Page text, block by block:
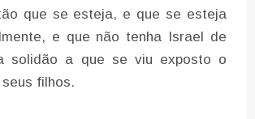
que se esteja, e que se esteja
e que não tenha Israel de
solidão a que se viu exposto o
filhos.